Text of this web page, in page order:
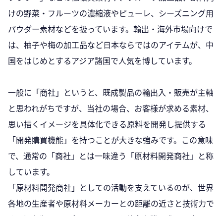
けの野菜・フルーツの濃縮液やピューレ、シーズニング用
パウダー素材などを扱っています。輸出・海外市場向けで
は、柚子や梅の加工品など日本ならではのアイテムが、中
国をはじめとするアジア諸国で人気を博しています。
一般に「商社」というと、既成製品の輸出入・販売が主軸
と思われがちですが、当社の場合、お客様が求める素材、
思い描くイメージを具体化できる原料を開発し提供する
「開発購買機能」を持つことが大きな強みです。この意味
で、通常の「商社」とは一味違う「原材料開発商社」と称
しています。
「原材料開発商社」としての活動を支えているのが、世界
各地の生産者や原材料メーカーとの距離の近さと技術力で